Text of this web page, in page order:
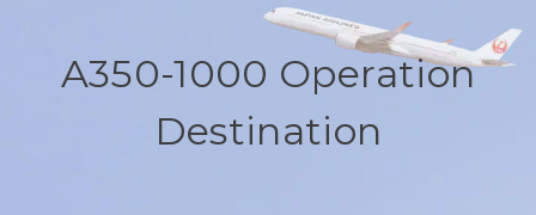
A350-1000 Operation
Destination